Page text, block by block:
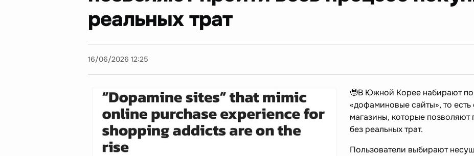
реальных трат
16/06/2026 12:25
🤓В Южной Корее набирают
«дофаминовые сайты», то
магазины, которые позволяют
без реальных трат.
Пользователи выбирают